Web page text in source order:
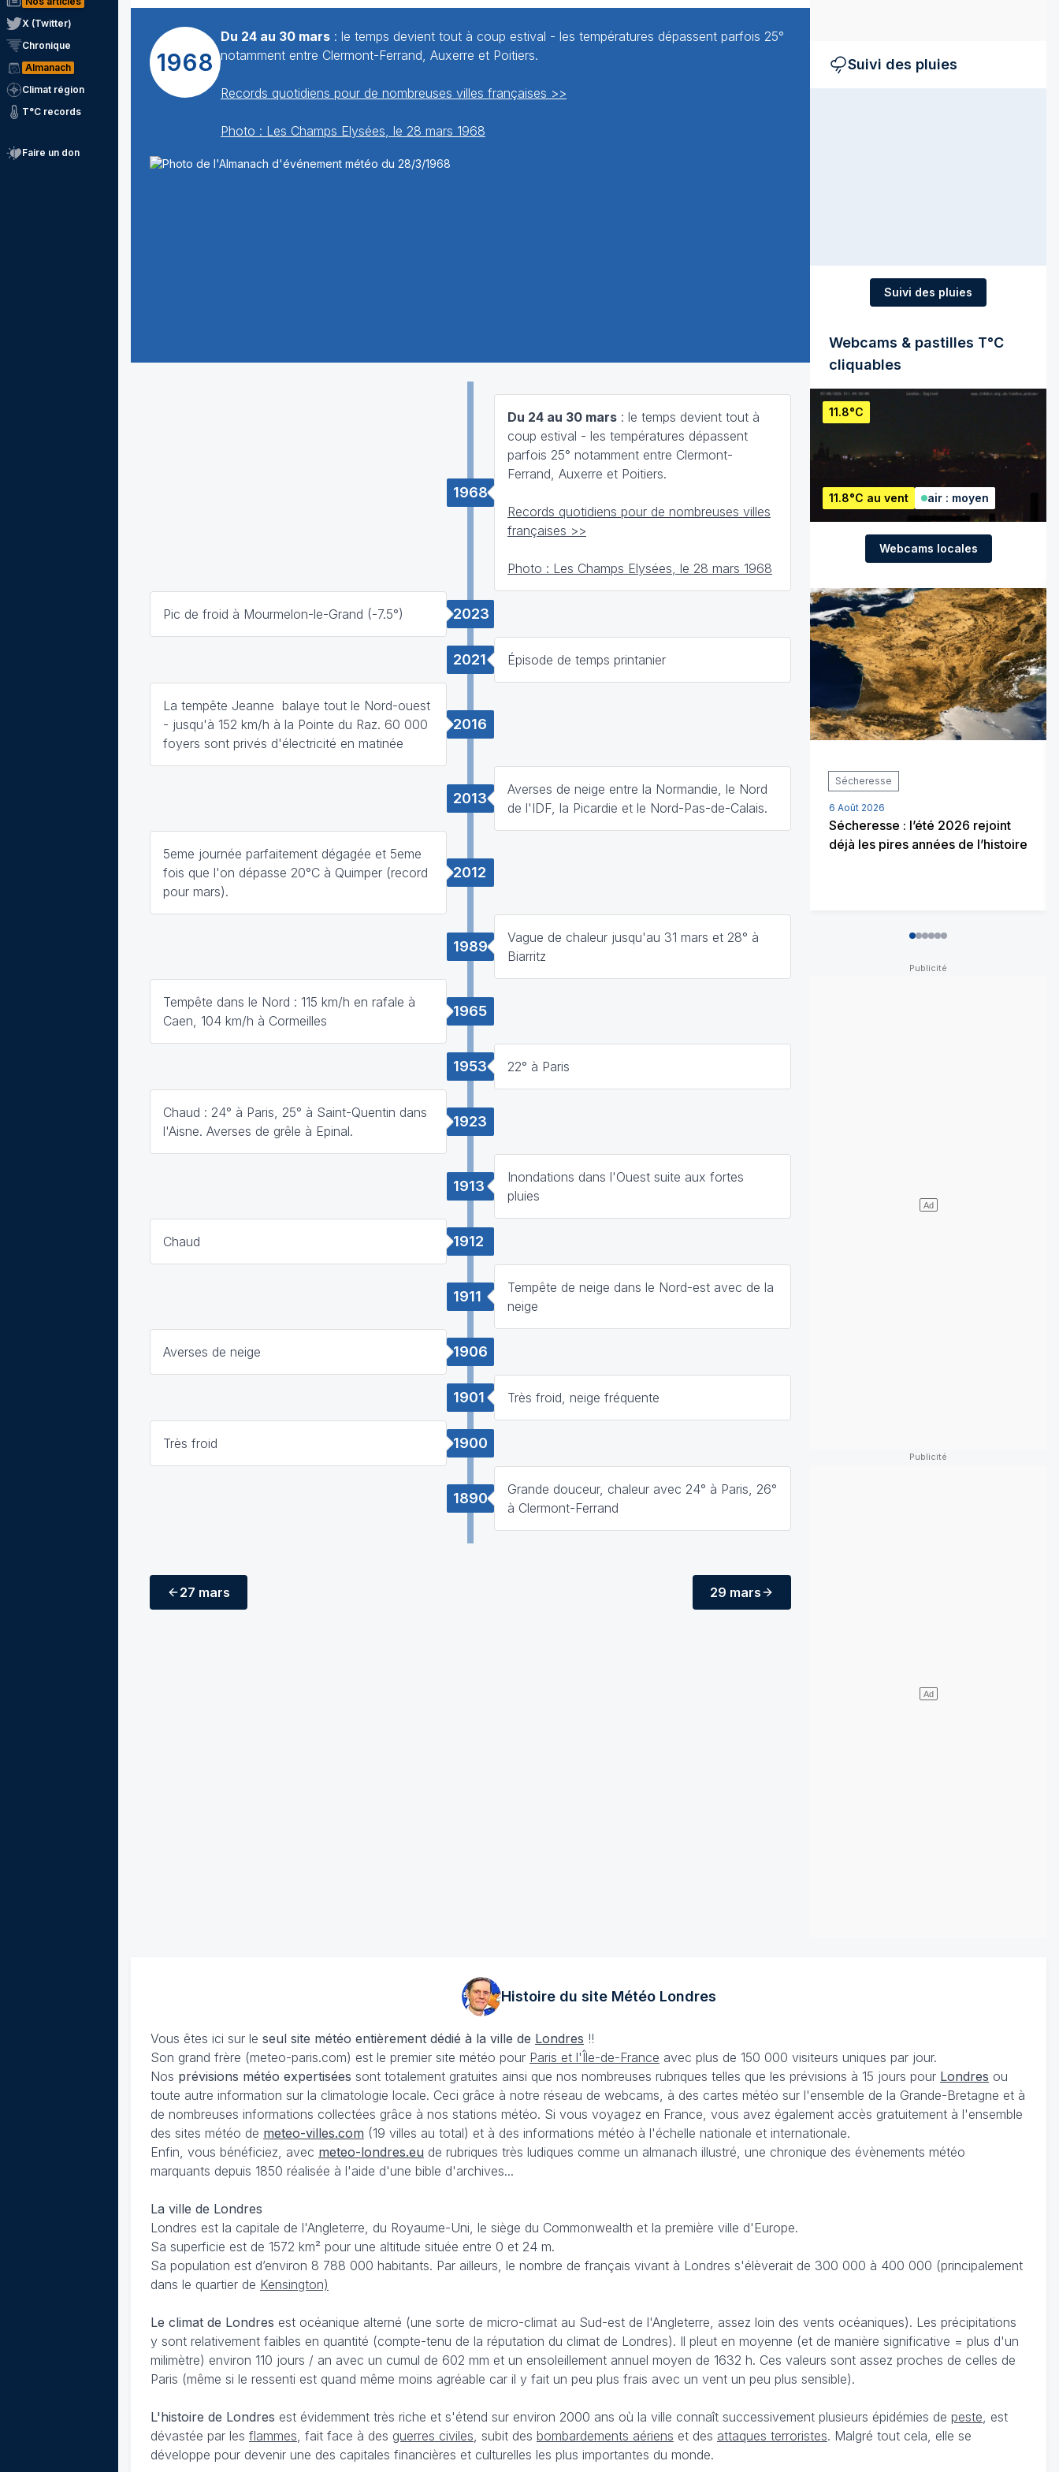
X (Twitter)
Chronique
Almanach
Climat région
T°C records
Faire un don
1968
Du 24 au 30 mars : le temps devient tout à coup estival - les températures dépassent parfois 25°
notamment entre Clermont-Ferrand, Auxerre et Poitiers.
Records quotidiens pour de nombreuses villes françaises >>
Photo : Les Champs Elysées, le 28 mars 1968
1968
Du 24 au 30 mars : le temps devient tout à
coup estival - les températures dépassent
parfois 25° notamment entre Clermont-
Ferrand, Auxerre et Poitiers.
Records quotidiens pour de nombreuses villes
françaises >>
Photo : Les Champs Elysées, le 28 mars 1968
2023
Pic de froid à Mourmelon-le-Grand (-7.5°)
2021 Épisode de temps printanier
2016
La tempête Jeanne balaye tout le Nord-ouest
- jusqu'à 152 km/h à la Pointe du Raz. 60 000
foyers sont privés d'électricité en matinée
2013
Averses de neige entre la Normandie, le Nord
de l'IDF, la Picardie et le Nord-Pas-de-Calais.
2012
5eme journée parfaitement dégagée et 5eme
fois que l'on dépasse 20°C à Quimper (record
pour mars).
1989
Vague de chaleur jusqu'au 31 mars et 28° à
Biarritz
1965
Tempête dans le Nord : 115 km/h en rafale à
Caen, 104 km/h à Cormeilles
1953 22° à Paris
1923
Chaud : 24° à Paris, 25° à Saint-Quentin dans
l'Aisne. Averses de grêle à Epinal.
1913
Inondations dans l'Ouest suite aux fortes
pluies
1912
Chaud
1911
Tempête de neige dans le Nord-est avec de la
neige
1906
Averses de neige
1901 Très froid, neige fréquente
1900
Très froid
1890
Grande douceur, chaleur avec 24° à Paris, 26°
à Clermont-Ferrand
27 mars 29 mars
Suivi des pluies
Suivi des pluies
Webcams & pastilles T°C
cliquables
11.8°C
11.8°C au vent air : moyen
Webcams locales
Sécheresse
6 Août 2026
Sécheresse : l’été 2026 rejoint
déjà les pires années de l’histoire
012345
Histoire du site MétéoLondres
Vous êtes ici sur le seul site météo entièrement dédié à la ville de Londres !!
Son grand frère (meteo-paris.com) est le premier site météo pour Paris et l'Île-de-France avec plus de 150 000 visiteurs uniques par jour.
Nos prévisions météo expertisées sont totalement gratuites ainsi que nos nombreuses rubriques telles que les prévisions à 15 jours pour Londres ou
toute autre information sur la climatologie locale. Ceci grâce à notre réseau de webcams, à des cartes météo sur l'ensemble de la Grande-Bretagne et à
de nombreuses informations collectées grâce à nos stations météo. Si vous voyagez en France, vous avez également accès gratuitement à l'ensemble
des sites météo de meteo-villes.com (19 villes au total) et à des informations météo à l'échelle nationale et internationale.
Enfin, vous bénéficiez, avec meteo-londres.eu de rubriques très ludiques comme un almanach illustré, une chronique des évènements météo
marquants depuis 1850 réalisée à l'aide d'une bible d'archives...
La ville de Londres
Londres est la capitale de l'Angleterre, du Royaume-Uni, le siège du Commonwealth et la première ville d'Europe.
Sa superficie est de 1572 km² pour une altitude située entre 0 et 24 m.
Sa population est d’environ 8 788 000 habitants. Par ailleurs, le nombre de français vivant à Londres s'élèverait de 300 000 à 400 000 (principalement
dans le quartier de Kensington)
Le climat de Londres est océanique alterné (une sorte de micro-climat au Sud-est de l'Angleterre, assez loin des vents océaniques). Les précipitations
y sont relativement faibles en quantité (compte-tenu de la réputation du climat de Londres). Il pleut en moyenne (et de manière significative = plus d'un
milimètre) environ 110 jours / an avec un cumul de 602 mm et un ensoleillement annuel moyen de 1632 h. Ces valeurs sont assez proches de celles de
Paris (même si le ressenti est quand même moins agréable car il y fait un peu plus frais avec un vent un peu plus sensible).
L'histoire de Londres est évidemment très riche et s'étend sur environ 2000 ans où la ville connaît successivement plusieurs épidémies de peste , est
dévastée par les flammes , fait face à des guerres civiles , subit des bombardements aériens et des attaques terroristes. Malgré tout cela, elle se
développe pour devenir une des capitales financières et culturelles les plus importantes du monde.